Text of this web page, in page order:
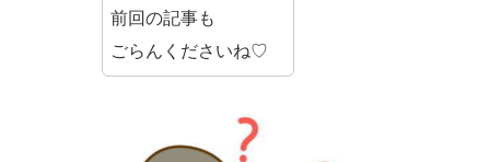
前回の記事も
ごらんくださいね♡